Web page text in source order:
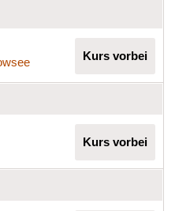
Kurs vorbei
Kurs vorbei